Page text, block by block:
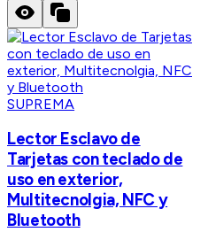
SUPREMA
Lector Esclavo de
Tarjetas con teclado de
uso en exterior,
Multitecnolgia, NFC y
Bluetooth